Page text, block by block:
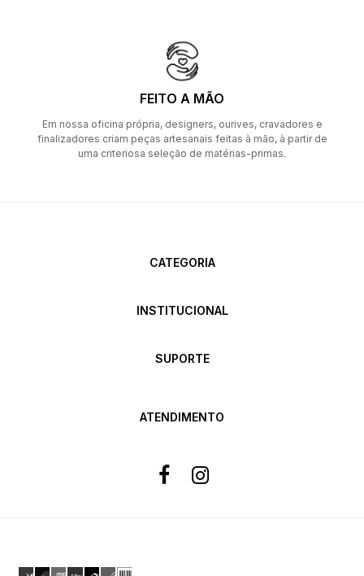
FEITO A MÃO
Em nossa oficina própria, designers, ourives, cravadores e
finalizadores criam peças artesanais feitas à mão, à partir de
uma criteriosa seleção de matérias-primas.
CATEGORIA
INSTITUCIONAL
SUPORTE
ATENDIMENTO